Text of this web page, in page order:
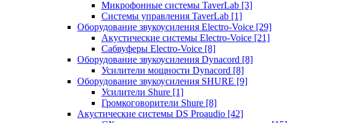
Микрофонные системы TaverLab [3]
Системы управления TaverLab [1]
Оборудование звукоусиления Electro-Voice [29]
Акустические системы Electro-Voice [21]
Сабвуферы Electro-Voice [8]
Оборудование звукоусиления Dynacord [8]
Усилители мощности Dynacord [8]
Оборудование звукоусиления SHURE [9]
Усилители Shure [1]
Громкоговорители Shure [8]
Акустические системы DS Proaudio [42]